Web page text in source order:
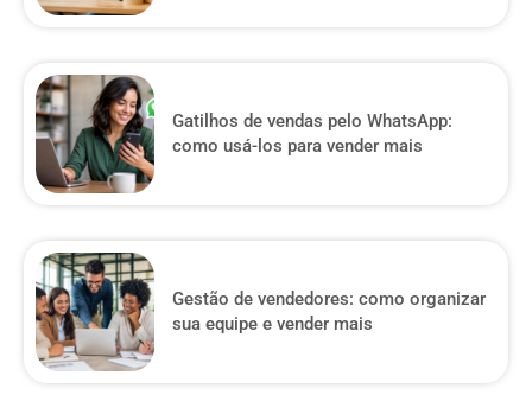
Gatilhos de vendas pelo WhatsApp:
como usá-los para vender mais
Gestão de vendedores: como organizar
sua equipe e vender mais